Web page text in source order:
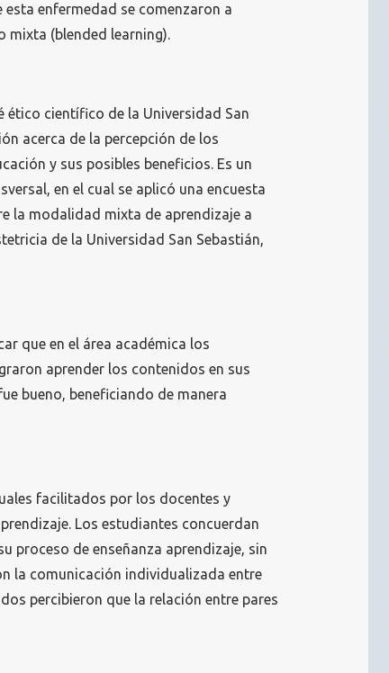
enfermedad se comenzaron a
mixta (blended learning).
científico de la Universidad San
acerca de la percepción de los
y sus posibles beneficios. Es un
en el cual se aplicó una encuesta
la modalidad mixta de aprendizaje a
de la Universidad San Sebastián,
que en el área académica los
aprender los contenidos en sus
bueno, beneficiando de manera
facilitados por los docentes y
Los estudiantes concuerdan
proceso de enseñanza aprendizaje, sin
la comunicación individualizada entre
percibieron que la relación entre pares